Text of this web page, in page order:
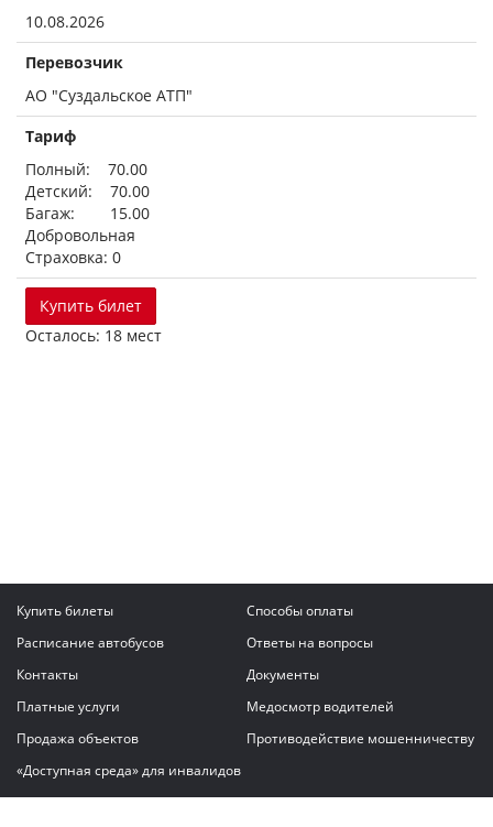
10.08.2026
Перевозчик
АО "Суздальское АТП"
Тариф
Полный: 70.00
Детский: 70.00
Багаж: 15.00
Добровольная
Страховка: 0
Купить билет
Осталось: 18 мест
Купить билеты
Способы оплаты
Расписание автобусов
Ответы на вопросы
Контакты
Документы
Платные услуги
Медосмотр водителей
Продажа объектов
Противодействие мошенничеству
«Доступная среда» для инвалидов